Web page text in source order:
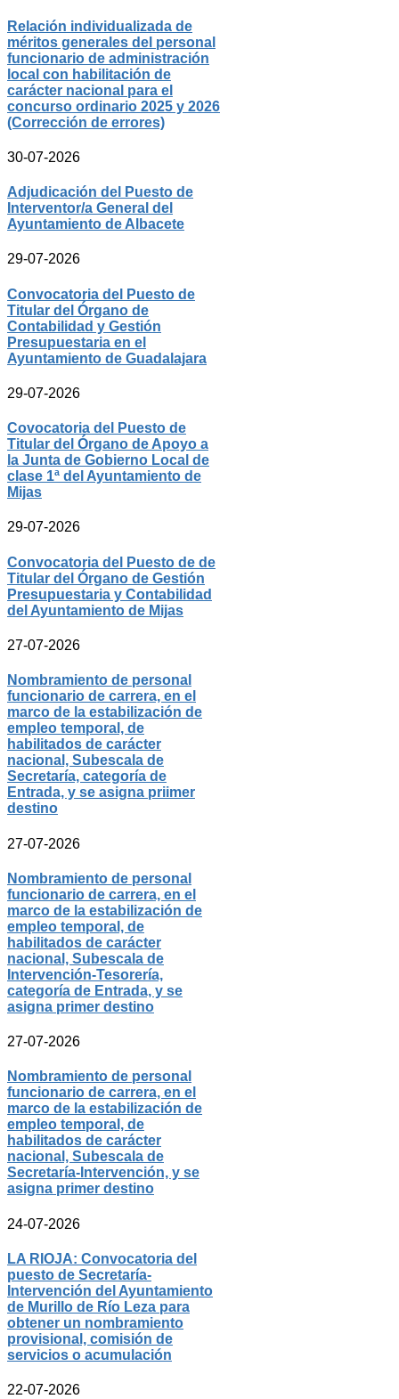
Relación individualizada de
méritos generales del personal
funcionario de administración
local con habilitación de
carácter nacional para el
concurso ordinario 2025 y 2026
(Corrección de errores)
30-07-2026
Adjudicación del Puesto de
Interventor/a General del
Ayuntamiento de Albacete
29-07-2026
Convocatoria del Puesto de
Titular del Órgano de
Contabilidad y Gestión
Presupuestaria en el
Ayuntamiento de Guadalajara
29-07-2026
Covocatoria del Puesto de
Titular del Órgano de Apoyo a
la Junta de Gobierno Local de
clase 1ª del Ayuntamiento de
Mijas
29-07-2026
Convocatoria del Puesto de de
Titular del Órgano de Gestión
Presupuestaria y Contabilidad
del Ayuntamiento de Mijas
27-07-2026
Nombramiento de personal
funcionario de carrera, en el
marco de la estabilización de
empleo temporal, de
habilitados de carácter
nacional, Subescala de
Secretaría, categoría de
Entrada, y se asigna priimer
destino
27-07-2026
Nombramiento de personal
funcionario de carrera, en el
marco de la estabilización de
empleo temporal, de
habilitados de carácter
nacional, Subescala de
Intervención-Tesorería,
categoría de Entrada, y se
asigna primer destino
27-07-2026
Nombramiento de personal
funcionario de carrera, en el
marco de la estabilización de
empleo temporal, de
habilitados de carácter
nacional, Subescala de
Secretaría-Intervención, y se
asigna primer destino
24-07-2026
LA RIOJA: Convocatoria del
puesto de Secretaría-
Intervención del Ayuntamiento
de Murillo de Río Leza para
obtener un nombramiento
provisional, comisión de
servicios o acumulación
22-07-2026